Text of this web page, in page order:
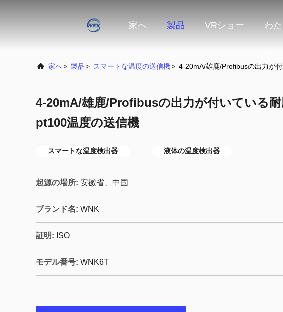
家へ 製品 VRショー わ
家へ> 製品> スマートな温度の送信機> 4-20mA/雄鹿/Profibusの出力が
4-20mA/雄鹿/Profibusの出力が付いている耐
pt100温度の送信機
スマートな温度検出器 液体の温度検出器
起源の場所: 安徽省、中国
ブランド名: WNK
証明: ISO
モデル番号: WNK6T